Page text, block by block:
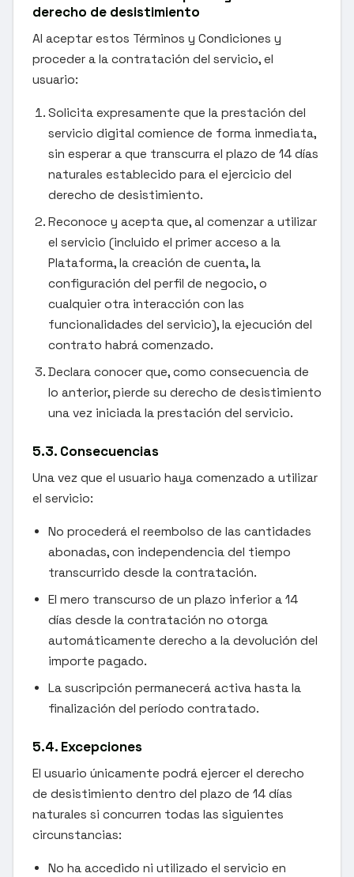
derecho de desistimiento
Al aceptar estos Términos y Condiciones y
proceder a la contratación del servicio, el
usuario:
Solicita expresamente que la prestación del
servicio digital comience de forma inmediata,
sin esperar a que transcurra el plazo de 14 días
naturales establecido para el ejercicio del
derecho de desistimiento.
Reconoce y acepta que, al comenzar a utilizar
el servicio (incluido el primer acceso a la
Plataforma, la creación de cuenta, la
configuración del perfil de negocio, o
cualquier otra interacción con las
funcionalidades del servicio), la ejecución del
contrato habrá comenzado.
Declara conocer que, como consecuencia de
lo anterior, pierde su derecho de desistimiento
una vez iniciada la prestación del servicio.
5.3. Consecuencias
Una vez que el usuario haya comenzado a utilizar
el servicio:
No procederá el reembolso de las cantidades
abonadas, con independencia del tiempo
transcurrido desde la contratación.
El mero transcurso de un plazo inferior a 14
días desde la contratación no otorga
automáticamente derecho a la devolución del
importe pagado.
La suscripción permanecerá activa hasta la
finalización del período contratado.
5.4. Excepciones
El usuario únicamente podrá ejercer el derecho
de desistimiento dentro del plazo de 14 días
naturales si concurren todas las siguientes
circunstancias:
No ha accedido ni utilizado el servicio en